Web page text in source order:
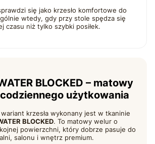
się jako krzesło komfortowe do
wtedy, gdy przy stole spędza się
czasu niż tylko szybki posiłek.
BLOCKED – matowy
użytkowania
krzesła wykonany jest w tkaninie
BLOCKED. To matowy welur o
powierzchni, który dobrze pasuje do
salonu i wnętrz premium.